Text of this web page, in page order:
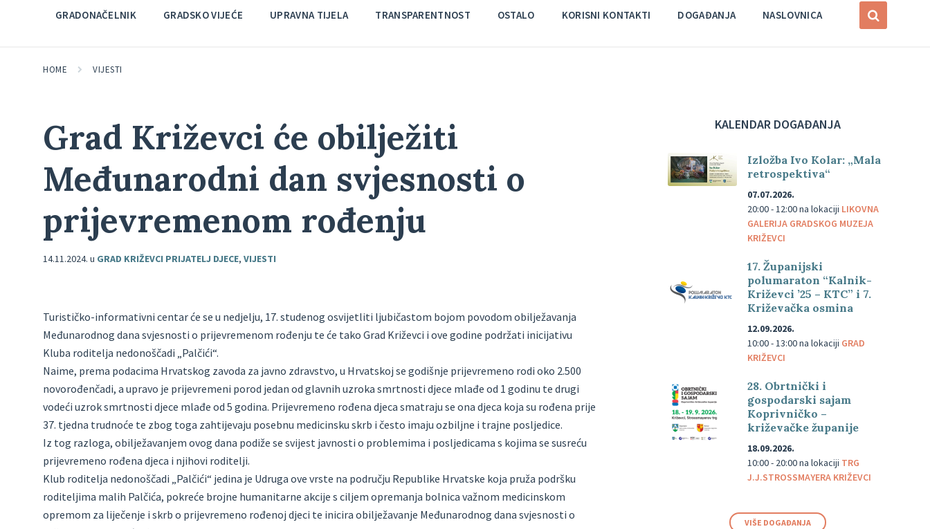
GRADONAČELNIK GRADSKO VIJEĆE UPRAVNA TIJELA TRANSPARENTNOST OSTALO KORISNI KONTAKTI DOGAĐANJA NASLOVNICA
HOME VIJESTI
Grad Križevci će obilježiti
Međunarodni dan svjesnosti o
prijevremenom rođenju
14.11.2024. u GRAD KRIŽEVCI PRIJATELJ DJECE, VIJESTI
Turističko-informativni centar će se u nedjelju, 17. studenog osvijetliti ljubičastom bojom povodom obilježavanja
Međunarodnog dana svjesnosti o prijevremenom rođenju te će tako Grad Križevci i ove godine podržati inicijativu
Kluba roditelja nedonoščadi „Palčići“.
Naime, prema podacima Hrvatskog zavoda za javno zdravstvo, u Hrvatskoj se godišnje prijevremeno rodi oko 2.500
novorođenčadi, a upravo je prijevremeni porod jedan od glavnih uzroka smrtnosti djece mlađe od 1 godinu te drugi
vodeći uzrok smrtnosti djece mlađe od 5 godina. Prijevremeno rođena djeca smatraju se ona djeca koja su rođena prije
37. tjedna trudnoće te zbog toga zahtijevaju posebnu medicinsku skrb i često imaju ozbiljne i trajne posljedice.
Iz tog razloga, obilježavanjem ovog dana podiže se svijest javnosti o problemima i posljedicama s kojima se susreću
prijevremeno rođena djeca i njihovi roditelji.
Klub roditelja nedonoščadi „Palčići“ jedina je Udruga ove vrste na području Republike Hrvatske koja pruža podršku
roditeljima malih Palčića, pokreće brojne humanitarne akcije s ciljem opremanja bolnica važnom medicinskom
opremom za liječenje i skrb o prijevremeno rođenoj djeci te inicira obilježavanje Međunarodnog dana svjesnosti o
KALENDAR DOGAĐANJA
Izložba Ivo Kolar: „Mala
retrospektiva“
07.07.2026.
20:00 - 12:00na lokaciji LIKOVNA
GALERIJA GRADSKOG MUZEJA
KRIŽEVCI
17. Županijski
polumaraton “Kalnik-
Križevci ’25 – KTC” i 7.
Križevačka osmina
12.09.2026.
10:00 - 13:00na lokaciji GRAD
KRIŽEVCI
28. Obrtnički i
gospodarski sajam
Koprivničko –
križevačke županije
18.09.2026.
10:00 - 20:00na lokaciji TRG
J.J.STROSSMAYERA KRIŽEVCI
VIŠE DOGAĐANJA